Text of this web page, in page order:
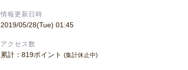
情報更新日時
2019/05/28(Tue) 01:45
アクセス数
累計：819ポイント (集計休止中)